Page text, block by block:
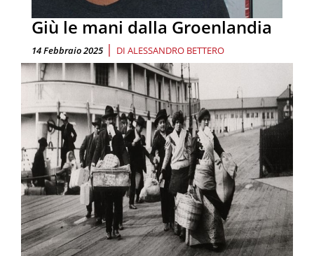
Giù le mani dalla Groenlandia
14 Febbraio 2025 | DI ALESSANDRO BETTERO